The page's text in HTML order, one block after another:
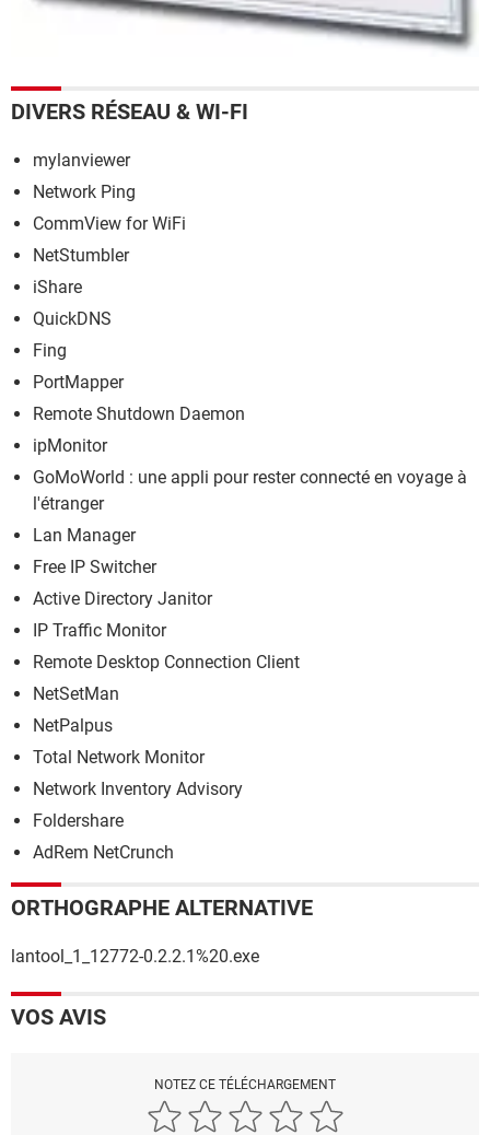
DIVERS RÉSEAU & WI-FI
mylanviewer
Network Ping
CommView for WiFi
NetStumbler
iShare
QuickDNS
Fing
PortMapper
Remote Shutdown Daemon
ipMonitor
GoMoWorld : une appli pour rester connecté en voyage à
l'étranger
Lan Manager
Free IP Switcher
Active Directory Janitor
IP Traffic Monitor
Remote Desktop Connection Client
NetSetMan
NetPalpus
Total Network Monitor
Network Inventory Advisory
Foldershare
AdRem NetCrunch
ORTHOGRAPHE ALTERNATIVE
lantool_1_12772-0.2.2.1%20.exe
VOS AVIS
NOTEZ CE TÉLÉCHARGEMENT